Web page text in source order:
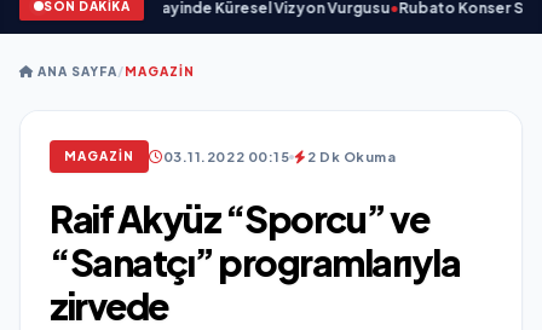
SON DAKİKA
Savunma Sanayinde Küresel Vizyon Vurgusu•Rubato Konser Serisi
ANA SAYFA/MAGAZIN
MAGAZIN 03.11.2022 00:15 2 Dk Okuma
Raif Akyüz “Sporcu” ve
“Sanatçı” programlarıyla
zirvede